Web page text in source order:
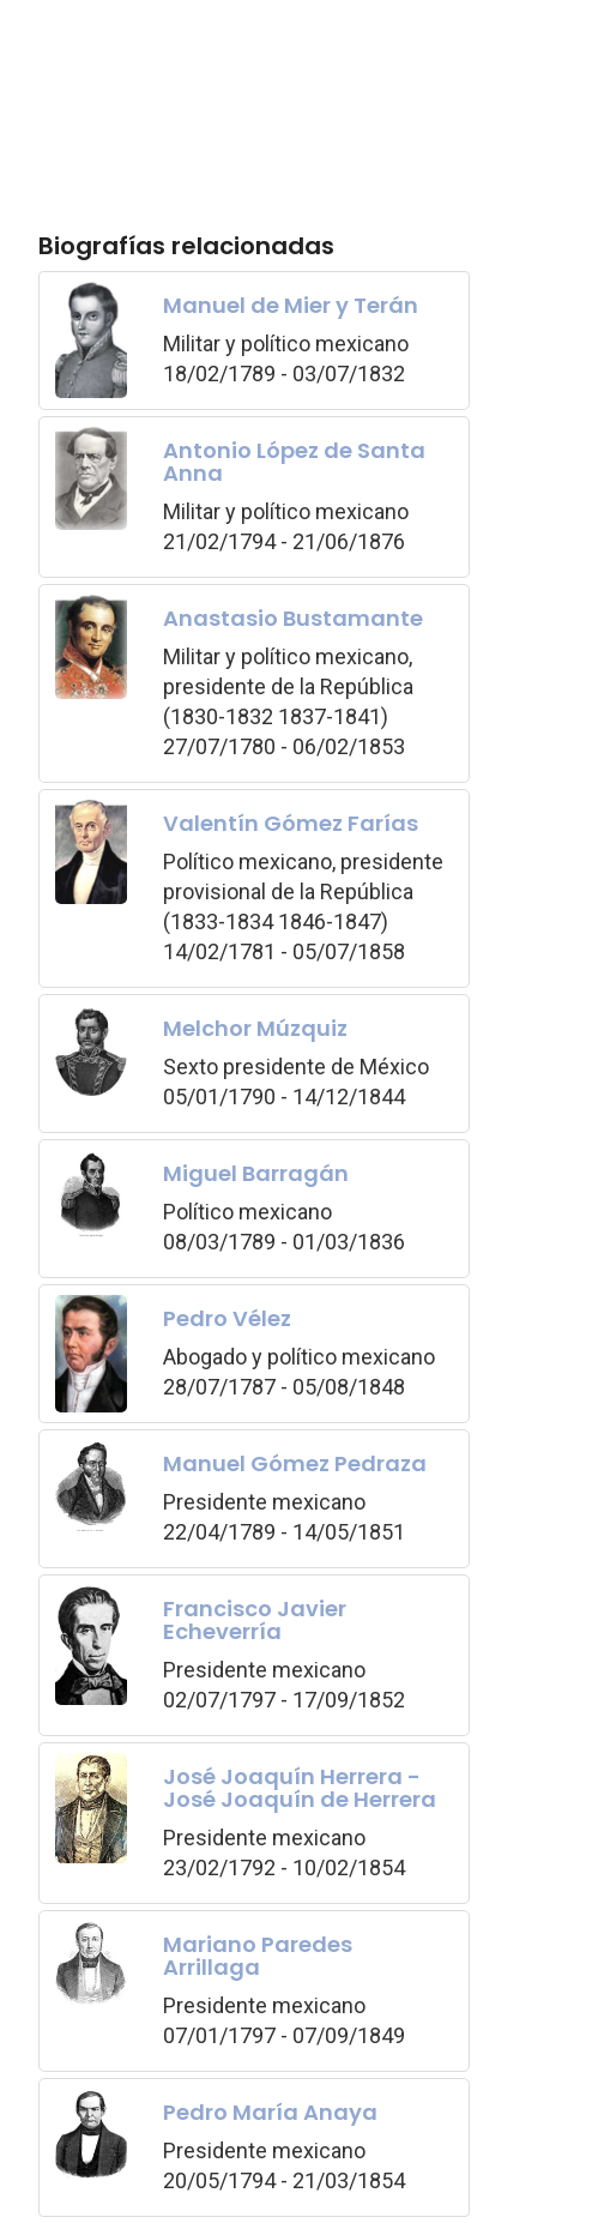
Biografías relacionadas
Manuel de Mier y Terán
Militar y político mexicano
18/02/1789 - 03/07/1832
Antonio López de Santa
Anna
Militar y político mexicano
21/02/1794 - 21/06/1876
Anastasio Bustamante
Militar y político mexicano,
presidente de la República
(1830-1832 1837-1841)
27/07/1780 - 06/02/1853
Valentín Gómez Farías
Político mexicano, presidente
provisional de la República
(1833-1834 1846-1847)
14/02/1781 - 05/07/1858
Melchor Múzquiz
Sexto presidente de México
05/01/1790 - 14/12/1844
Miguel Barragán
Político mexicano
08/03/1789 - 01/03/1836
Pedro Vélez
Abogado y político mexicano
28/07/1787 - 05/08/1848
Manuel Gómez Pedraza
Presidente mexicano
22/04/1789 - 14/05/1851
Francisco Javier
Echeverría
Presidente mexicano
02/07/1797 - 17/09/1852
José Joaquín Herrera -
José Joaquín de Herrera
Presidente mexicano
23/02/1792 - 10/02/1854
Mariano Paredes
Arrillaga
Presidente mexicano
07/01/1797 - 07/09/1849
Pedro María Anaya
Presidente mexicano
20/05/1794 - 21/03/1854